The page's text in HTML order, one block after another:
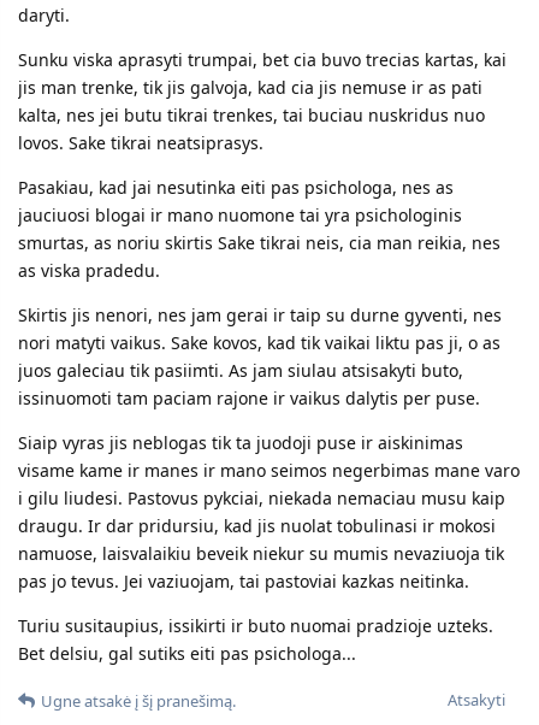
daryti.
Sunku viska aprasyti trumpai, bet cia buvo trecias kartas, kai
jis man trenke, tik jis galvoja, kad cia jis nemuse ir as pati
kalta, nes jei butu tikrai trenkes, tai buciau nuskridus nuo
lovos. Sake tikrai neatsiprasys.
Pasakiau, kad jai nesutinka eiti pas psichologa, nes as
jauciuosi blogai ir mano nuomone tai yra psichologinis
smurtas, as noriu skirtis Sake tikrai neis, cia man reikia, nes
as viska pradedu.
Skirtis jis nenori, nes jam gerai ir taip su durne gyventi, nes
nori matyti vaikus. Sake kovos, kad tik vaikai liktu pas ji, o as
juos galeciau tik pasiimti. As jam siulau atsisakyti buto,
issinuomoti tam paciam rajone ir vaikus dalytis per puse.
Siaip vyras jis neblogas tik ta juodoji puse ir aiskinimas
visame kame ir manes ir mano seimos negerbimas mane varo
i gilu liudesi. Pastovus pykciai, niekada nemaciau musu kaip
draugu. Ir dar pridursiu, kad jis nuolat tobulinasi ir mokosi
namuose, laisvalaikiu beveik niekur su mumis nevaziuoja tik
pas jo tevus. Jei vaziuojam, tai pastoviai kazkas neitinka.
Turiu susitaupius, issikirti ir buto nuomai pradzioje uzteks.
Bet delsiu, gal sutiks eiti pas psichologa...
Atsakyti
Ugneatsakė į šį pranešimą.